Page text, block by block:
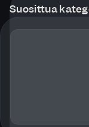
Suosittua